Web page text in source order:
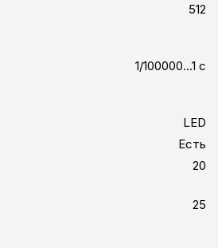
512
1/100000...1 с
LED
Есть
20
25